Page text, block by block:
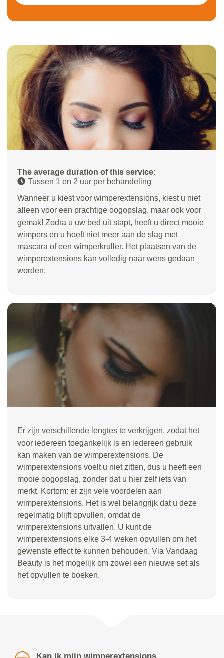
The average duration of this service:
Tussen 1 en 2 uur per behandeling
Wanneer u kiest voor wimperextensions, kiest u niet
alleen voor een prachtige oogopslag, maar ook voor
gemak! Zodra u uw bed uit stapt, heeft u direct mooie
wimpers en u hoeft niet meer aan de slag met
mascara of een wimperkruller. Het plaatsen van de
wimperextensions kan volledig naar wens gedaan
worden.
Er zijn verschillende lengtes te verkrijgen, zodat het
voor iedereen toegankelijk is en iedereen gebruik
kan maken van de wimperextensions. De
wimperextensions voelt u niet zitten, dus u heeft een
mooie oogopslag, zonder dat u hier zelf iets van
merkt. Kortom: er zijn vele voordelen aan
wimperextensions. Het is wel belangrijk dat u deze
regelmatig blijft opvullen, omdat de
wimperextensions uitvallen. U kunt de
wimperextensions elke 3-4 weken opvullen om het
gewenste effect te kunnen behouden. Via Vandaag
Beauty is het mogelijk om zowel een nieuwe set als
het opvullen te boeken.